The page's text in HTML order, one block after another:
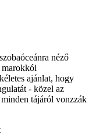
néző
marokkói
ajánlat, hogy
- közel az
tájáról vonzzák